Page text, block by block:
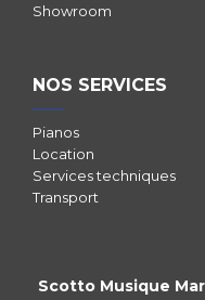
Showroom
NOS SERVICES
Pianos
Location
Services techniques
Transport
Scotto Musique